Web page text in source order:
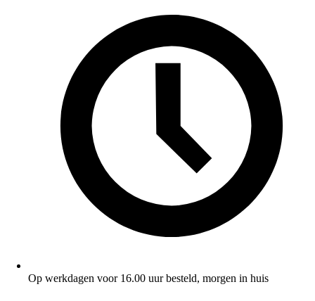
Op werkdagen voor 16.00 uur besteld, morgen in huis